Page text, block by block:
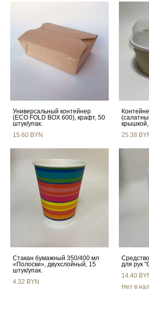
Универсальный контейнер
(ECO FOLD BOX 600), крафт, 50
штук/упак.
15.60 BYN
крышкой,
25.38
Стакан бумажный 350/400 мл
«Полоски», двухслойный, 15
штук/упак.
4.32 BYN
для рук
14.40
Нет в